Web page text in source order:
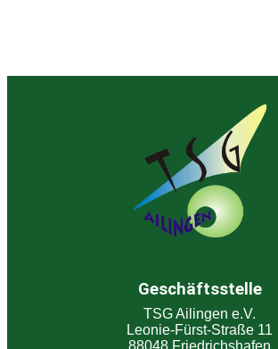
Geschäftsstelle
TSG Ailingen e.V.
Leonie-Fürst-Straße 11
88048 Friedrichshafen